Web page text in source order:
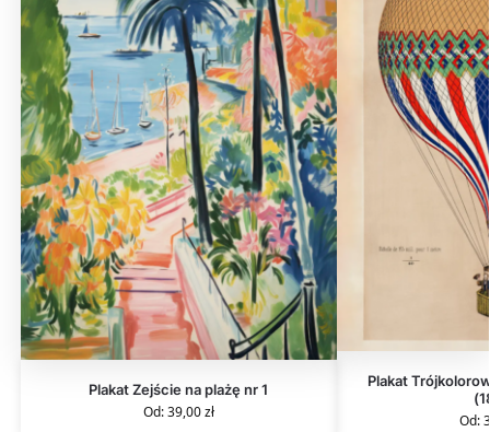
Plakat Zejście na plażę nr 1
Od:39,00zł
Plakat
Od: